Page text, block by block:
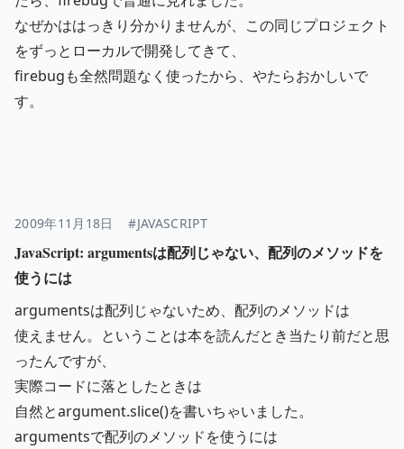
なぜかははっきり分かりませんが、この同じプロジェクト
をずっとローカルで開発してきて、
firebugも全然問題なく使ったから、やたらおかしいで
す。
2009年11月18日 #JAVASCRIPT
JavaScript: argumentsは配列じゃない、配列のメソッドを
使うには
argumentsは配列じゃないため、配列のメソッドは
使えません。ということは本を読んだとき当たり前だと思
ったんですが、
実際コードに落としたときは
自然とargument.slice()を書いちゃいました。
argumentsで配列のメソッドを使うには